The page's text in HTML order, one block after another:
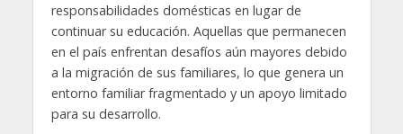
responsabilidades domésticas en lugar de
continuar su educación. Aquellas que permanecen
en el país enfrentan desafíos aún mayores debido
a la migración de sus familiares, lo que genera un
entorno familiar fragmentado y un apoyo limitado
para su desarrollo.